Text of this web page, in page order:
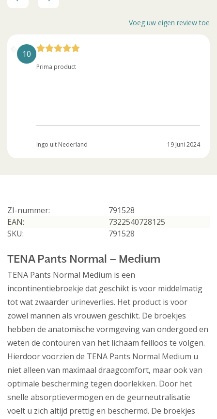
Voeg uw eigen review toe
10
Prima product
Ingo uit Nederland 19 Juni 2024
ZI-nummer:
791528
EAN:
7322540728125
SKU:
791528
TENA Pants Normal – Medium
TENA Pants Normal Medium is een
incontinentiebroekje dat geschikt is voor middelmatig
tot wat zwaarder urineverlies. Het product is voor
zowel mannen als vrouwen geschikt. De broekjes
hebben de anatomische vormgeving van ondergoed en
weten de contouren van het lichaam feilloos te volgen.
Hierdoor voorzien de TENA Pants Normal Medium u
niet alleen van maximaal draagcomfort, maar ook van
optimale bescherming tegen doorlekken. Door het
snelle absorptievermogen en de geurneutralisatie
voelt u zich altijd prettig en beschermd. De broekjes